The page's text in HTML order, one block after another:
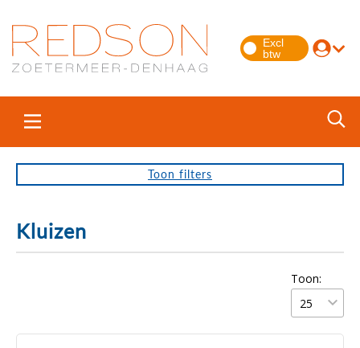
Toon filters
Kluizen
Toon: